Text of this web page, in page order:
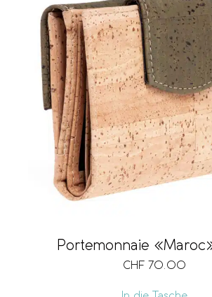
Portemonnaie
CHF 70.00